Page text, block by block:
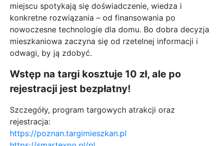
miejscu spotykają się doświadczenie, wiedza i
konkretne rozwiązania – od finansowania po
nowoczesne technologie dla domu. Bo dobra decyzja
mieszkaniowa zaczyna się od rzetelnej informacji i
odwagi, by ją zdobyć.
Wstęp na targi kosztuje 10 zł, ale po
rejestracji jest bezpłatny!
Szczegóły, program targowych atrakcji oraz
rejestracja:
https://poznan.targimieszkan.pl